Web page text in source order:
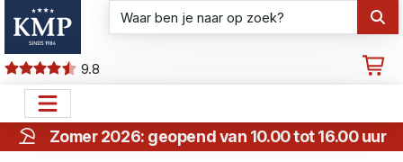
9.8
Zomer 2026: geopend van 10.00 tot 16.00 uur